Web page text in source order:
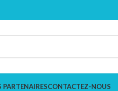
PARTENAIRESCONTACTEZ-NOUS